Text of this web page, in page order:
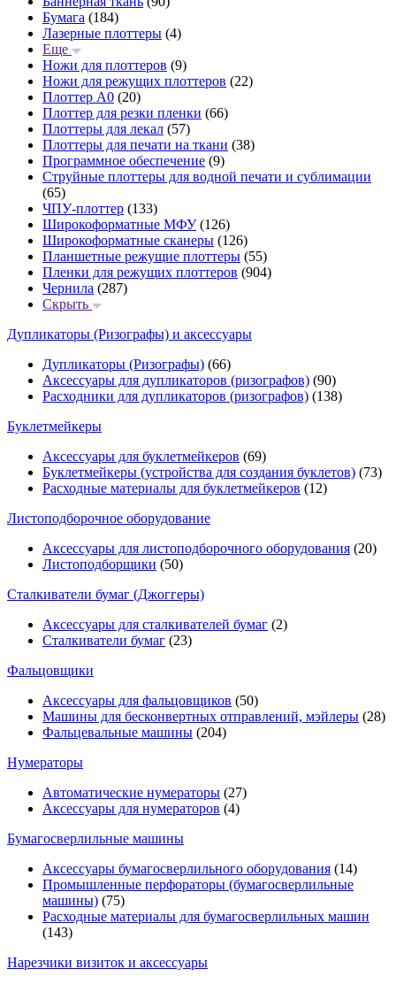
Бумага (184)
Лазерные плоттеры (4)
Еще
Ножи для плоттеров (9)
Ножи для режущих плоттеров (22)
Плоттер А0 (20)
Плоттер для резки пленки (66)
Плоттеры для лекал (57)
Плоттеры для печати на ткани (38)
Программное обеспечение (9)
Струйные плоттеры для водной печати и сублимации
(65)
ЧПУ-плоттер (133)
Широкоформатные МФУ(126)
Широкоформатные сканеры (126)
Планшетные режущие плоттеры (55)
Пленки для режущих плоттеров (904)
Чернила (287)
Скрыть
Дупликаторы (Ризографы) и аксессуары
Дупликаторы (Ризографы) (66)
Аксессуары для дупликаторов (ризографов) (90)
Расходники для дупликаторов (ризографов) (138)
Буклетмейкеры
Аксессуары для буклетмейкеров (69)
Буклетмейкеры (устройства для создания буклетов) (73)
Расходные материалы для буклетмейкеров (12)
Листоподборочное оборудование
Аксессуары для листоподборочного оборудования (20)
Листоподборщики (50)
Сталкиватели бумаг (Джоггеры)
Аксессуары для сталкивателей бумаг (2)
Сталкиватели бумаг (23)
Фальцовщики
Аксессуары для фальцовщиков (50)
Машины для бесконвертных отправлений, мэйлеры (28)
Фальцевальные машины (204)
Нумераторы
Автоматические нумераторы (27)
Аксессуары для нумераторов (4)
Бумагосверлильные машины
Аксессуары бумагосверлильного оборудования (14)
Промышленные перфораторы (бумагосверлильные
машины) (75)
Расходные материалы для бумагосверлильных машин
(143)
Нарезчики визиток и аксессуары